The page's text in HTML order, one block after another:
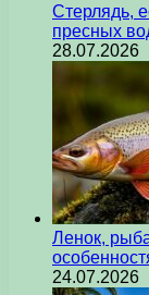
Стерлядь,
пресных
28.07.2026
Ленок,
24.07.2026